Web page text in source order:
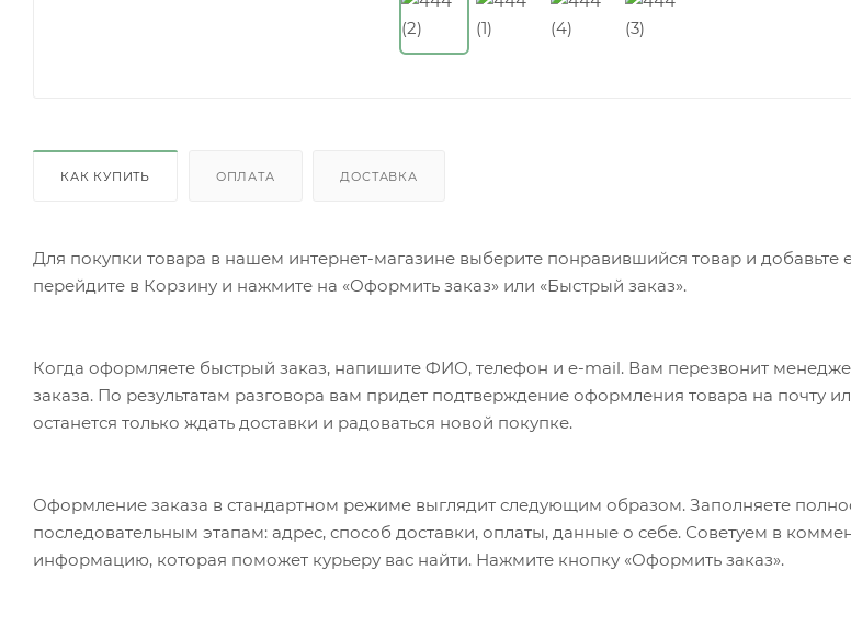
КАК КУПИТЬ ОПЛАТА ДОСТАВКА
Для покупки товара в нашем интернет-магазине выберите понравившийся товар и добавьте
перейдите в Корзину и нажмите на «Оформить заказ» или «Быстрый заказ».
Когда оформляете быстрый заказ, напишите ФИО, телефон и e-mail. Вам перезвонит
заказа. По результатам разговора вам придет подтверждение оформления товара на почту
останется только ждать доставки и радоваться новой покупке.
Оформление заказа в стандартном режиме выглядит следующим образом. Заполняете
последовательным этапам: адрес, способ доставки, оплаты, данные о себе. Советуем в
информацию, которая поможет курьеру вас найти. Нажмите кнопку «Оформить заказ».